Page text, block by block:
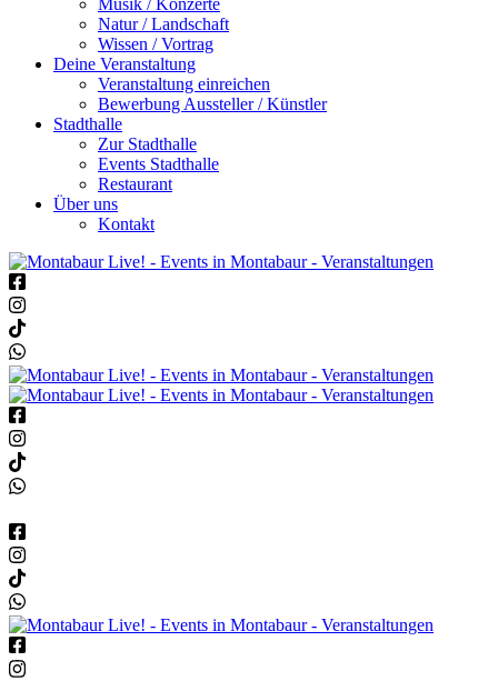
Natur / Landschaft
Wissen / Vortrag
Deine Veranstaltung
Veranstaltung einreichen
Bewerbung Aussteller / Künstler
Stadthalle
Zur Stadthalle
Events Stadthalle
Restaurant
Über uns
Kontakt